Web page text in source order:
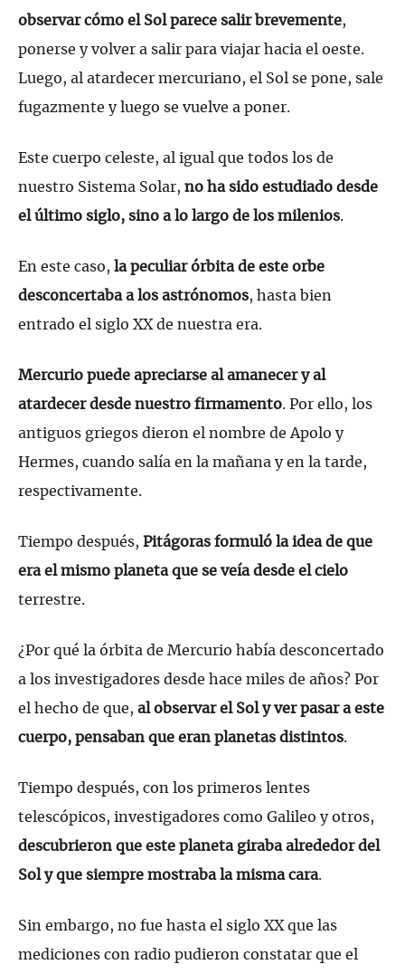
observar cómo el Sol parece salir brevemente,
ponerse y volver a salir para viajar hacia el oeste.
Luego, al atardecer mercuriano, el Sol se pone, sale
fugazmente y luego se vuelve a poner.
Este cuerpo celeste, al igual que todos los de
nuestro Sistema Solar, no ha sido estudiado desde
el último siglo, sino a lo largo de los milenios.
En este caso, la peculiar órbita de este orbe
desconcertaba a los astrónomos, hasta bien
entrado el siglo XX de nuestra era.
Mercurio puede apreciarse al amanecer y al
atardecer desde nuestro firmamento. Por ello, los
antiguos griegos dieron el nombre de Apolo y
Hermes, cuando salía en la mañana y en la tarde,
respectivamente.
Tiempo después, Pitágoras formuló la idea de que
era el mismo planeta que se veía desde el cielo
terrestre.
¿Por qué la órbita de Mercurio había desconcertado
a los investigadores desde hace miles de años? Por
el hecho de que, al observar el Sol y ver pasar a este
cuerpo, pensaban que eran planetas distintos.
Tiempo después, con los primeros lentes
telescópicos, investigadores como Galileo y otros,
descubrieron que este planeta giraba alrededor del
Sol y que siempre mostraba la misma cara.
Sin embargo, no fue hasta el siglo XX que las
mediciones con radio pudieron constatar que el